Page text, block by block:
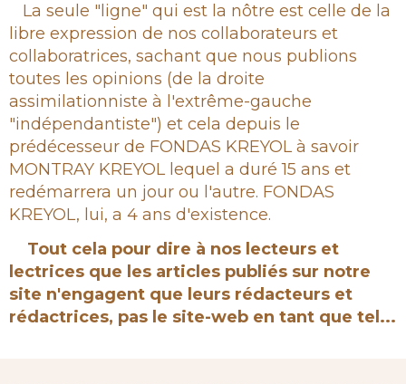
La seule "ligne" qui est la nôtre est celle de la
libre expression de nos collaborateurs et
collaboratrices, sachant que nous publions
toutes les opinions (de la droite
assimilationniste à l'extrême-gauche
"indépendantiste") et cela depuis le
prédécesseur de FONDAS KREYOL à savoir
MONTRAY KREYOL lequel a duré 15 ans et
redémarrera un jour ou l'autre. FONDAS
KREYOL, lui, a 4 ans d'existence.
Tout cela pour dire à nos lecteurs et
lectrices que les articles publiés sur notre
site n'engagent que leurs rédacteurs et
rédactrices, pas le site-web en tant que tel...